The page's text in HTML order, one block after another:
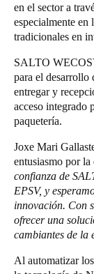
FinnishEnglish
Guardar la
en el sector a
especialmente
tradicionales en
SALTO
para el desarrollo
entregar y
acceso integrado
paquetería.
Joxe Mari
entusiasmo por
confianza de
EPSV, y
innovación. Con
ofrecer una
cambiantes de la
Al automatizar